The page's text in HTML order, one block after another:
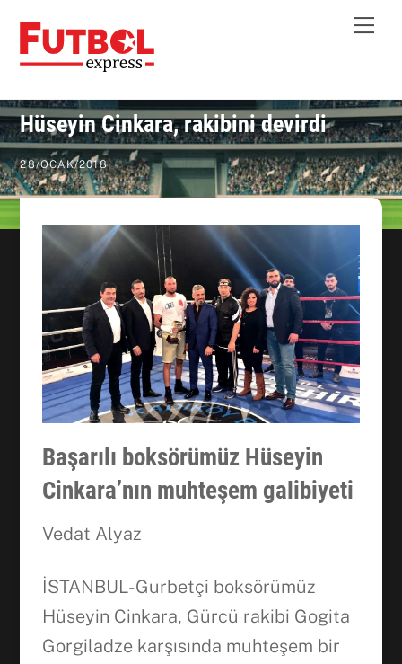
content
Hüseyin Cinkara, rakibini devirdi
28/OCAK/2018
Başarılı boksörümüz Hüseyin
Cinkara’nın muhteşem galibiyeti
Vedat Alyaz
İSTANBUL- Gurbetçi boksörümüz
Hüseyin Cinkara, Gürcü rakibi Gogita
Gorgiladze karşısında muhteşem bir